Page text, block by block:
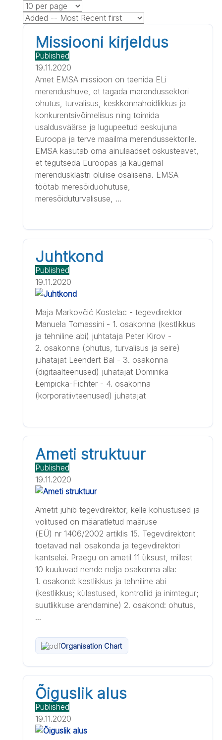
Missiooni kirjeldus
Published
19.11.2020
Amet EMSA missioon on teenida ELi
merendushuve, et tagada merendussektori
ohutus, turvalisus, keskkonnahoidlikkus ja
konkurentsivõimelisus ning toimida
usaldusväärse ja lugupeetud eeskujuna
Euroopa ja terve maailma merendussektorile.
EMSA kasutab oma ainulaadset oskusteavet,
et tegutseda Euroopas ja kaugemal
merendusklastri olulise osalisena. EMSA
töötab meresõiduohutuse,
meresõiduturvalisuse, ...
Juhtkond
Published
19.11.2020
Maja Markovčić Kostelac - tegevdirektor
Manuela Tomassini - 1. osakonna (kestlikkus
ja tehniline abi) juhtataja Peter Kirov -
2. osakonna (ohutus, turvalisus ja seire)
juhatajat Leendert Bal - 3. osakonna
(digitaalteenused) juhatajat Dominika
Łempicka-Fichter - 4. osakonna
(korporatiivteenused) juhatajat
Ameti struktuur
Published
19.11.2020
Ametit juhib tegevdirektor, kelle kohustused ja
volitused on määratletud määruse
(EÜ) nr 1406/2002 artiklis 15. Tegevdirektorit
toetavad neli osakonda ja tegevdirektori
kantselei. Praegu on ametil 11 üksust, millest
10 kuuluvad nende nelja osakonna alla:
1. osakond: kestlikkus ja tehniline abi
(kestlikkus; külastused, kontrollid ja inimtegur;
suutlikkuse arendamine) 2. osakond: ohutus,
...
Organisation Chart
Õiguslik alus
Published
19.11.2020